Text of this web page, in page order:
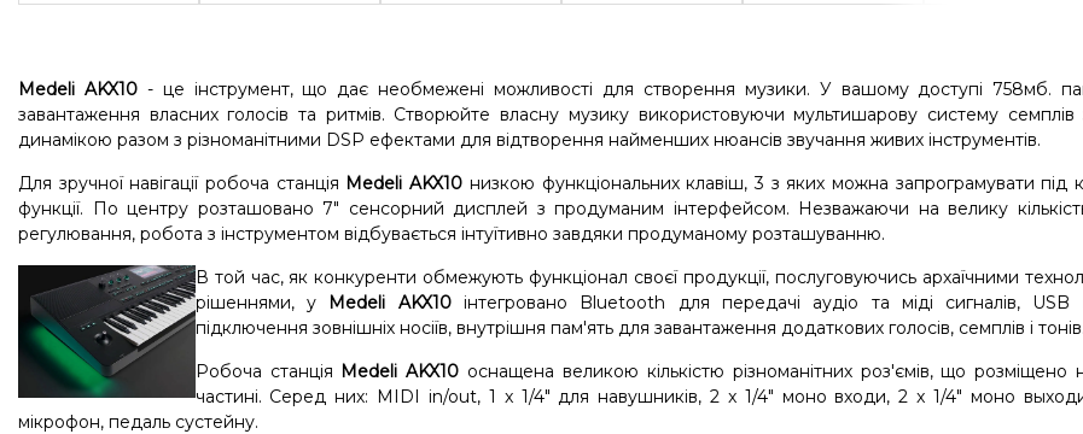
Medeli AKX10- це інструмент, що дає необмежені можливості для створення музики. У вашому доступі 758мб.
завантаження власних голосів та ритмів. Створюйте власну музику використовуючи мультишарову систему семплів
динамікою разом з різноманітними DSP ефектами для відтворення найменших нюансів звучання живих інструментів.
Для зручної навігації робоча станція Medeli AKX10 низкою функціональних клавіш, 3 з яких можна запрограмувати під
функції. По центру розташовано 7" сенсорний дисплей з продуманим інтерфейсом. Незважаючи на велику
регулювання, робота з інструментом відбувається інтуїтивно завдяки продуманому розташуванню.
В той час, як конкуренти обмежують функціонал своєї продукції, послуговуючись архаїчними
рішеннями, у Medeli AKX10інтегровано Bluetooth для передачі аудіо та міді сигналів, USB
підключення зовнішніх носіїв, внутрішня пам'ять для завантаження додаткових голосів, семплів і тонів.
Робоча станція Medeli AKX10 оснащена великою кількістю різноманітних роз'ємів, що розміщено
частині. Серед них: MIDI in/out, 1 x 1/4" для навушників, 2 x 1/4" моно входи, 2 x 1/4" моно
мікрофон, педаль сустейну.